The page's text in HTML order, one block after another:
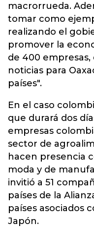
macrorrueda.
tomar como
realizando el
promover la
de 400 empresas,
noticias para
países".
En el caso
que durará dos
empresas
sector de
hacen presencia
moda y de
invitió a 51
países de la
países asociados
Japón.